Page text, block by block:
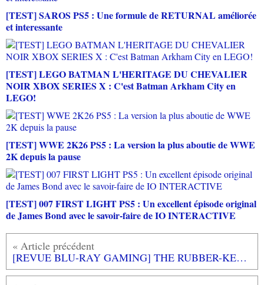
[TEST] SAROS PS5 : Une formule de RETURNAL améliorée
et interessante
[TEST] LEGO BATMAN L'HERITAGE DU CHEVALIER
NOIR XBOX SERIES X : C'est Batman Arkham City en
LEGO!
[TEST] WWE 2K26 PS5 : La version la plus aboutie de WWE
2K depuis la pause
[TEST] 007 FIRST LIGHT PS5 : Un excellent épisode original
de James Bond avec le savoir-faire de IO INTERACTIVE
[REVUE BLU-RAY GAMING] THE RUBBER-KEYED WONDER - 40 YEARS OF THE SINCLAIR ZX SPECTRUM